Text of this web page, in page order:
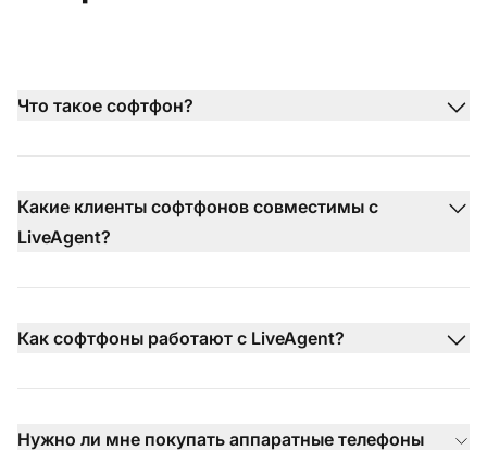
Что такое софтфон?
Какие клиенты софтфонов совместимы с
LiveAgent?
Как софтфоны работают с LiveAgent?
Нужно ли мне покупать аппаратные телефоны